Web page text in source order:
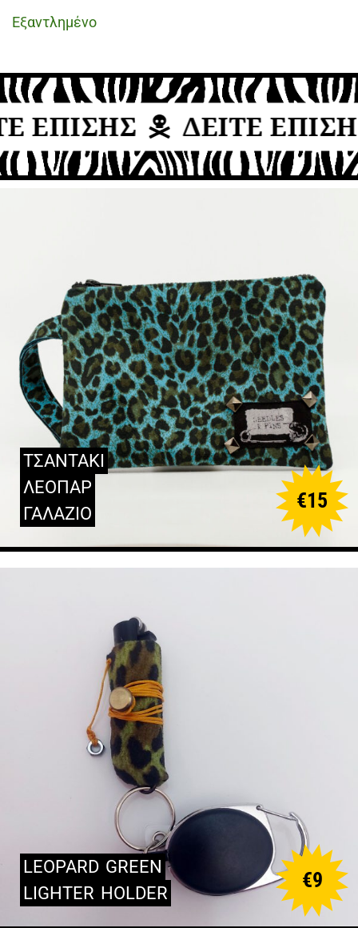
Εξαντλημένο
ΕΠΙΣΗΣ ΔΕΙΤΕ
ΤΣΑΝΤΑΚΙ
ΛΕΟΠΑΡ
ΓΑΛΑΖΙΟ
€15
LEOPARD GREEN
LIGHTER HOLDER
€9